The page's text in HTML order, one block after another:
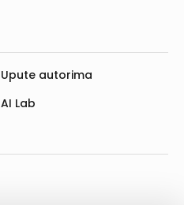
Upute autorima
AI Lab